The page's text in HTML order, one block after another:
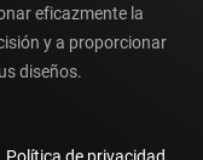
eficazmente la
y a proporcionar
diseños.